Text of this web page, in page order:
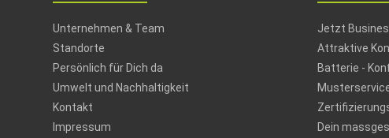
Unternehmen & Team
Standorte
Persönlich für Dich da
Umwelt und Nachhaltigkeit
Kontakt
Impressum
Jetzt
Attraktive
Batterie -
Dein